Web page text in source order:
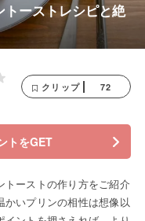
トーストレシピと絶
クリップ 72
トをGET
ーストの作り方をご紹介
かいプリンの相性は想像以